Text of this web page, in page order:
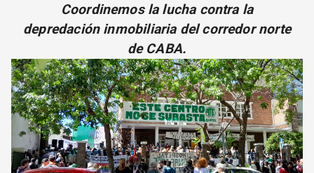
DEBATE
ARCHIVO
DECLARACIONES
OPINIÓN
ALTAMIRA RESPONDE
Política Obrera Revista
CONTACTO
Coordinemos la lucha contra la
depredación inmobiliaria del corredor norte
de CABA.